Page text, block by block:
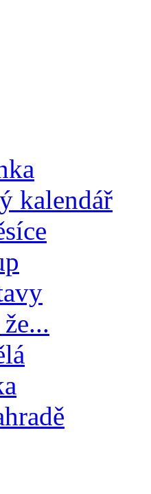
kalendář